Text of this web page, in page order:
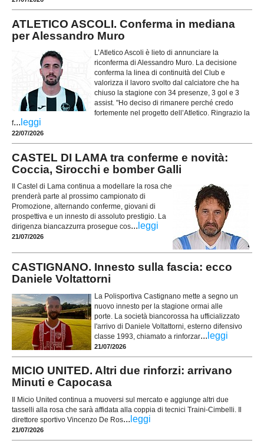
ATLETICO ASCOLI. Conferma in mediana
per Alessandro Muro
L’Atletico Ascoli è lieto di annunciare la
riconferma di Alessandro Muro. La decisione
conferma la linea di continuità del Club e
valorizza il lavoro svolto dal calciatore che ha
chiuso la stagione con 34 presenze, 3 gol e 3
assist. "Ho deciso di rimanere perché credo
fortemente nel progetto dell’Atletico. Ringrazio la
f... leggi
22/07/2026
CASTEL DI LAMA tra conferme e novità:
Coccia, Sirocchi e bomber Galli
Il Castel di Lama continua a modellare la rosa che
prenderà parte al prossimo campionato di
Promozione, alternando conferme, giovani di
prospettiva e un innesto di assoluto prestigio. La
dirigenza biancazzurra prosegue cos... leggi
21/07/2026
CASTIGNANO. Innesto sulla fascia: ecco
Daniele Voltattorni
La Polisportiva Castignano mette a segno un
nuovo innesto per la stagione ormai alle
porte. La società biancorossa ha ufficializzato
l'arrivo di Daniele Voltattorni, esterno difensivo
classe 1993, chiamato a rinforzar... leggi
21/07/2026
MICIO UNITED. Altri due rinforzi: arrivano
Minuti e Capocasa
Il Micio United continua a muoversi sul mercato e aggiunge altri due
tasselli alla rosa che sarà affidata alla coppia di tecnici Traini-Cimbelli. Il
direttore sportivo Vincenzo De Ros... leggi
21/07/2026